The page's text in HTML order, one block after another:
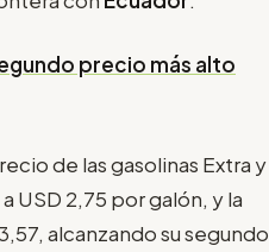
precio más alto
de las gasolinas Extra y
USD 2,75 por galón, y la
alcanzando su segundo